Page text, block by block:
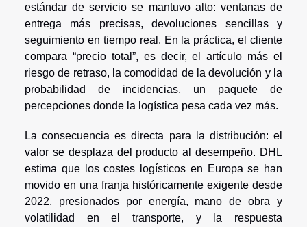
estándar de servicio se mantuvo alto: ventanas de
entrega más precisas, devoluciones sencillas y
seguimiento en tiempo real. En la práctica, el cliente
compara “precio total”, es decir, el artículo más el
riesgo de retraso, la comodidad de la devolución y la
probabilidad de incidencias, un paquete de
percepciones donde la logística pesa cada vez más.
La consecuencia es directa para la distribución: el
valor se desplaza del producto al desempeño. DHL
estima que los costes logísticos en Europa se han
movido en una franja históricamente exigente desde
2022, presionados por energía, mano de obra y
volatilidad en el transporte, y la respuesta